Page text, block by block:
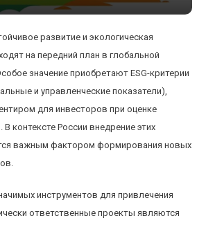
развитие и экологическая
на передний план в глобальной
значение приобретают ESG-критерии
и управленческие показатели),
для инвесторов при оценке
контексте России внедрение этих
важным фактором формирования новых
инструментов для привлечения
ответственные проекты являются